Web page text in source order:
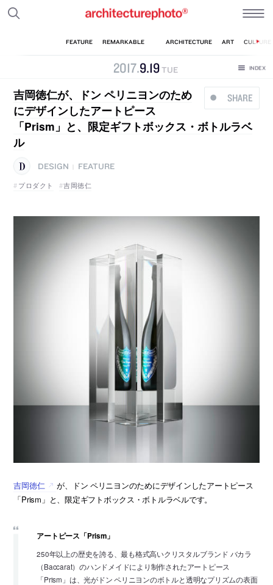
2017.9.19TUE
SHARE
吉岡徳仁が、ドン ペリニヨンのため
にデザインしたアートピース
「Prism」と、限定ギフトボックス・ボトルラベ
ル
DESIGN
FEATURE
プロダクト
吉岡徳仁
吉岡徳仁
が、ドン ペリニヨンのためにデザインしたアートピース
「Prism」と、限定ギフトボックス・ボトルラベルです。
アートピース「Prism」
250年以上の歴史を誇る、最も格式高いクリスタルブランド バカラ
（Baccarat）のハンドメイドにより制作されたアートピース
「Prism」は、光がドン ペリニヨンのボトルと透明なプリズムの表面